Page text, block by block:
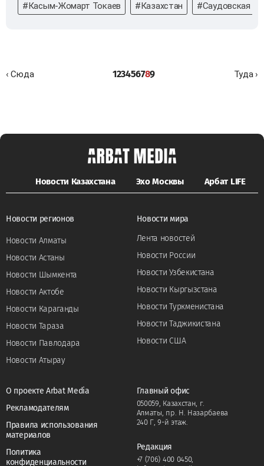
#Касым-Жомарт Токаев #Казахстан #Саудовская
‹ Сюда 123456789 Туда ›
Новости Казахстана Эхо Москвы Арбат LIFE
Новости регионов
Новости Алматы
Новости Астаны
Новости Шымкента
Новости Актобе
Новости Караганды
Новости Тараза
Новости Павлодара
Новости Атырау
Новости мира
Лента новостей
Новости России
Новости Узбекистана
Новости Кыргызстана
Новости Туркменистана
Новости Таджикистана
Новости США
О проекте Arbat Media
Рекламодателям
Правила использования
материалов
Политика
конфиденциальности
Главный офис
050059, Казахстан, г.
Алматы, пр. Н. Назарбаева
240 Г, 9-й этаж.
Редакция
+7 (706) 400 0450,